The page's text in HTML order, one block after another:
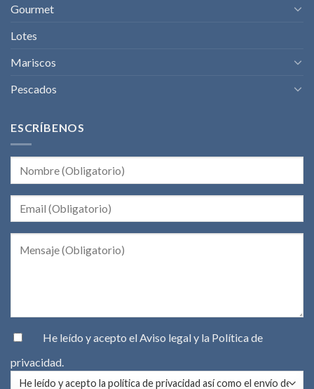
Gourmet
Lotes
Mariscos
Pescados
ESCRÍBENOS
He leído y acepto el Aviso legaly la Política de
privacidad